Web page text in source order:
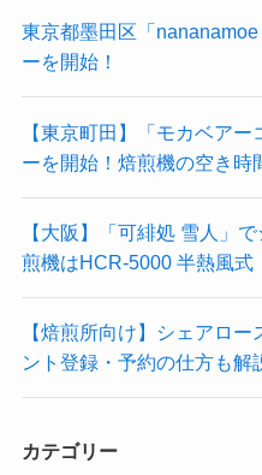
東京都墨田区「
ーを開始！
【東京町田】「モカベア
ーを開始！焙煎機の空き時
【大阪】「可緋処 雪人」
煎機はHCR-5000 半熱風式
【焙煎所向け】シェアロ
ント登録・予約の仕方も解
カテゴリー